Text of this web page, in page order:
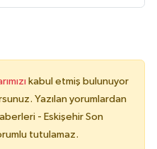
kabul etmiş bulunuyor
Yazılan yorumlardan
- Eskişehir Son
tutulamaz.